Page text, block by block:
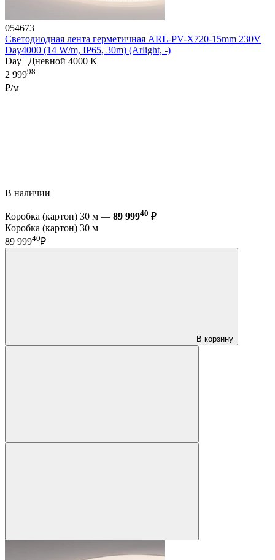
054673
Светодиодная лента герметичная ARL-PV-X720-15mm 230V
Day4000 (14 W/m, IP65, 30m) (Arlight, -)
Day | Дневной 4000 K
2 99998
₽/м
В наличии
Коробка (картон) 30 м — 89 99940 ₽
Коробка (картон) 30 м
89 99940₽
В корзину